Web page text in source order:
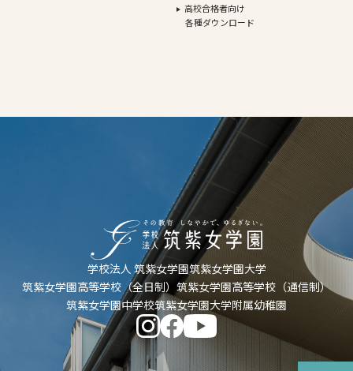
高校合格者向け
各種ダウンロード
学校法人 筑紫女学園筑紫女学園大学
筑紫女学園高等学校（全日制） 筑紫女学園高等学校（通信制）
筑紫女学園中学校筑紫女学園大学附属幼稚園